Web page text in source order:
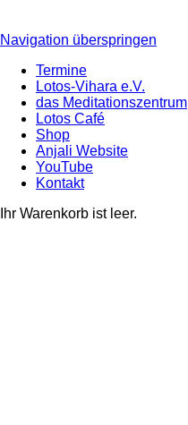
Navigation überspringen
Termine
Lotos-Vihara e.V.
das Meditationszentrum
Lotos Café
Shop
Anjali Website
YouTube
Kontakt
Ihr Warenkorb ist leer.